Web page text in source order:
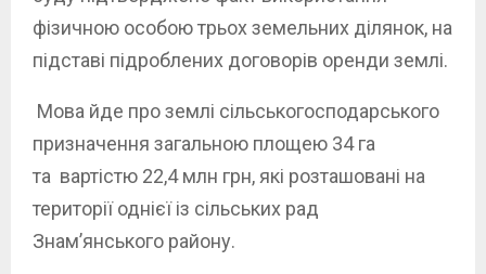
фізичною особою трьох земельних ділянок, на
підставі підроблених договорів оренди землі.
Мова йде про землі сільськогосподарського
призначення загальною площею 34 га
та вартістю 22,4 млн грн, які розташовані на
території однієї із сільських рад
Знам’янського району.